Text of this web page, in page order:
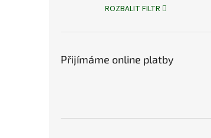
ROZBALIT FILTR
Přijímáme online platby